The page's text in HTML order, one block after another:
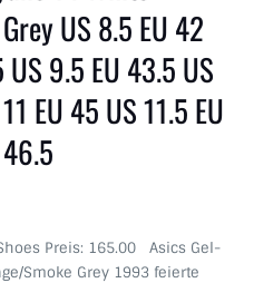
US 8.5 EU 42
9.5 EU 43.5 US
EU 45 US 11.5 EU
Preis: 165.00 Asics Gel-
Smoke Grey 1993 feierte